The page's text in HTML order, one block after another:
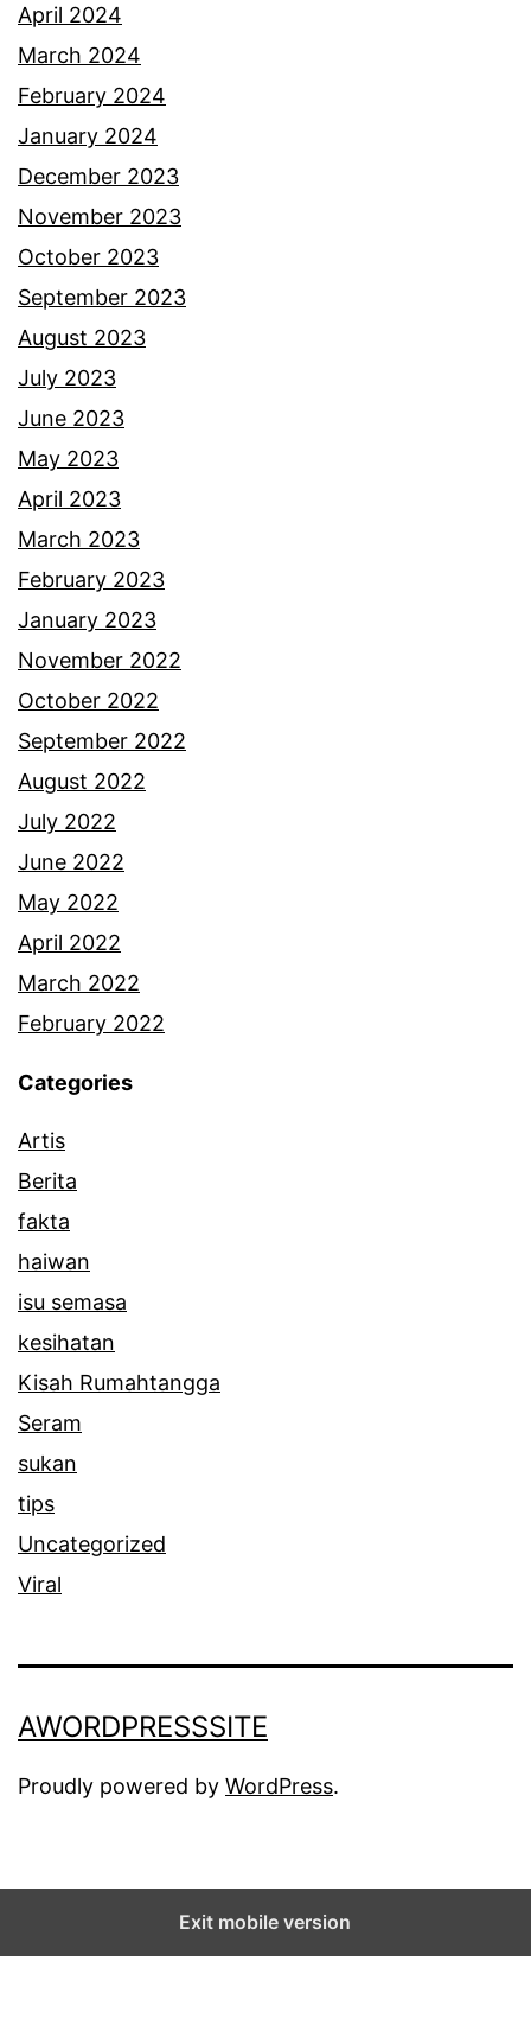
April 2024
March 2024
February 2024
January 2024
December 2023
November 2023
October 2023
September 2023
August 2023
July 2023
June 2023
May 2023
April 2023
March 2023
February 2023
January 2023
November 2022
October 2022
September 2022
August 2022
July 2022
June 2022
May 2022
April 2022
March 2022
February 2022
Categories
Artis
Berita
fakta
haiwan
isu semasa
kesihatan
Kisah Rumahtangga
Seram
sukan
tips
Uncategorized
Viral
AWORDPRESSSITE
Proudly powered by WordPress.
Exit mobile version